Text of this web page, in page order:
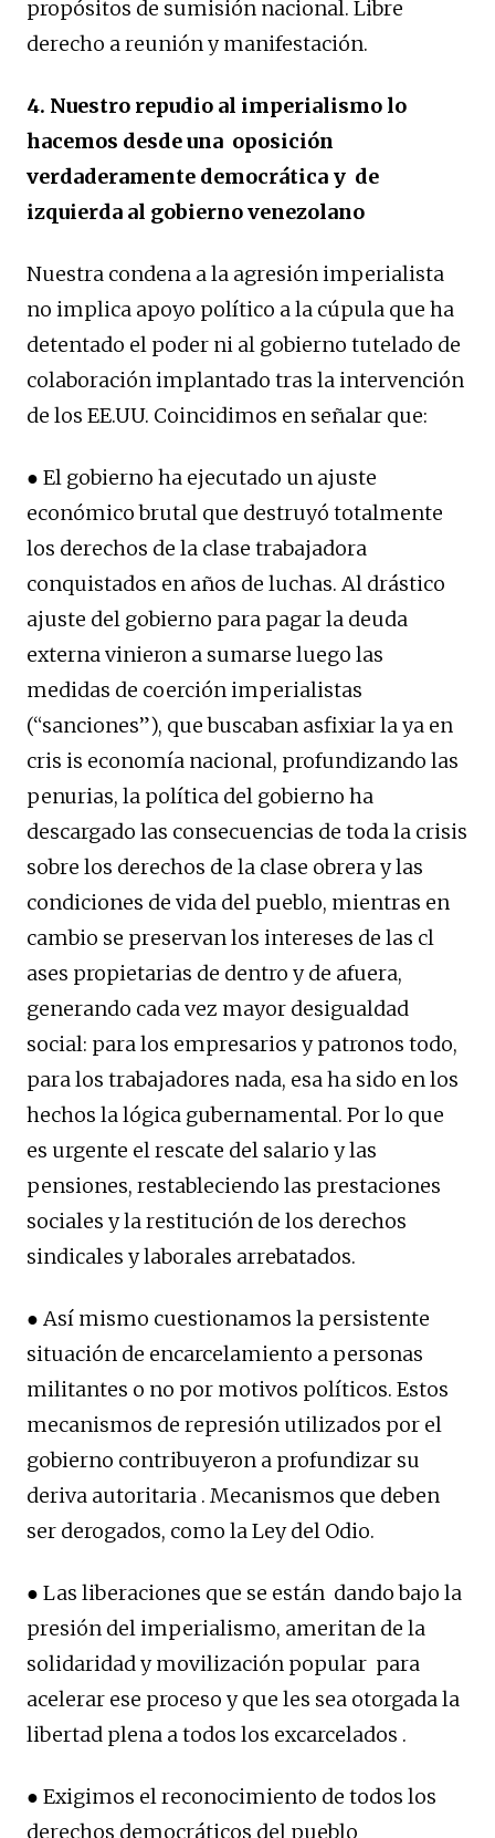
propósitos de sumisión nacional. Libre
derecho a reunión y manifestación.
4. Nuestro repudio al imperialismo lo
hacemos desde una oposición
verdaderamente democrática y de
izquierda al gobierno venezolano
Nuestra condena a la agresión imperialista
no implica apoyo político a la cúpula que ha
detentado el poder ni al gobierno tutelado de
colaboración implantado tras la intervención
de los EE.UU. Coincidimos en señalar que:
● El gobierno ha ejecutado un ajuste
económico brutal que destruyó totalmente
los derechos de la clase trabajadora
conquistados en años de luchas. Al drástico
ajuste del gobierno para pagar la deuda
externa vinieron a sumarse luego las
medidas de coerción imperialistas
(“sanciones”), que buscaban asfixiar la ya en
cris is economía nacional, profundizando las
penurias, la política del gobierno ha
descargado las consecuencias de toda la crisis
sobre los derechos de la clase obrera y las
condiciones de vida del pueblo, mientras en
cambio se preservan los intereses de las cl
ases propietarias de dentro y de afuera,
generando cada vez mayor desigualdad
social: para los empresarios y patronos todo,
para los trabajadores nada, esa ha sido en los
hechos la lógica gubernamental. Por lo que
es urgente el rescate del salario y las
pensiones, restableciendo las prestaciones
sociales y la restitución de los derechos
sindicales y laborales arrebatados.
● Así mismo cuestionamos la persistente
situación de encarcelamiento a personas
militantes o no por motivos políticos. Estos
mecanismos de represión utilizados por el
gobierno contribuyeron a profundizar su
deriva autoritaria . Mecanismos que deben
ser derogados, como la Ley del Odio.
● Las liberaciones que se están dando bajo la
presión del imperialismo, ameritan de la
solidaridad y movilización popular para
acelerar ese proceso y que les sea otorgada la
libertad plena a todos los excarcelados .
● Exigimos el reconocimiento de todos los
derechos democráticos del pueblo